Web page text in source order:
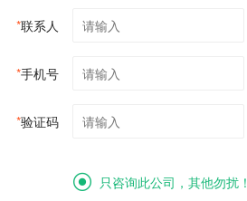
*联系人
*手机号
*验证码
只咨询此公司，其他勿扰！